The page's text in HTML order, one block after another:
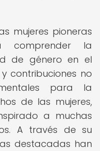
mujeres pioneras
comprender la
de género en el
contribuciones no
para la
de las mujeres,
a muchas
A través de su
destacadas han